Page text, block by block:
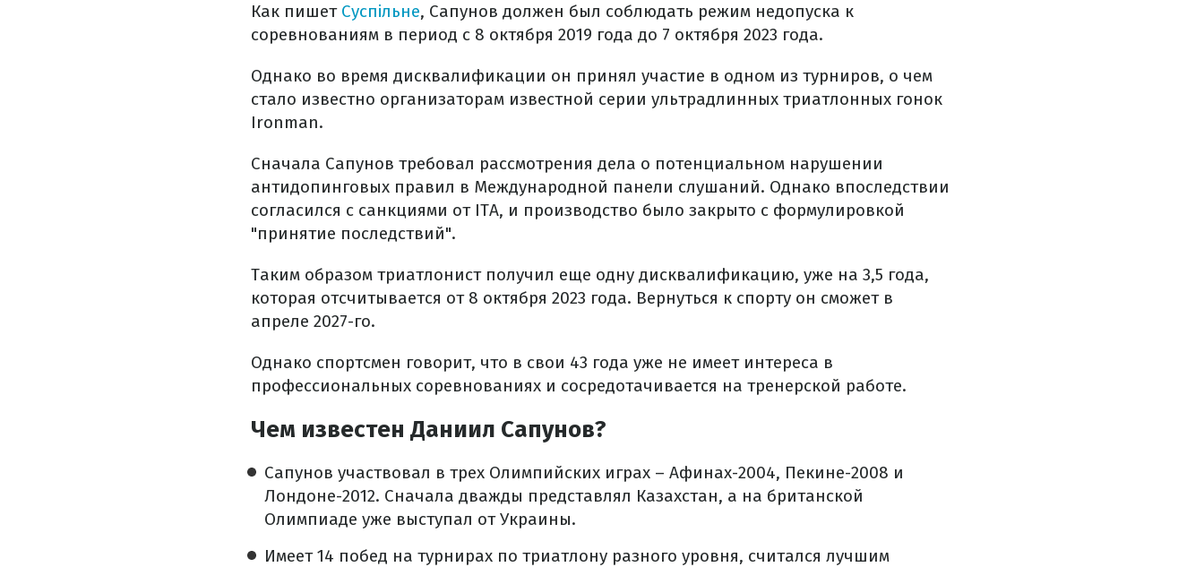
Как пишет Суспільне, Сапунов должен был соблюдать режим недопуска к
соревнованиям в период с 8 октября 2019 года до 7 октября 2023 года.
Однако во время дисквалификации он принял участие в одном из турниров, о чем
стало известно организаторам известной серии ультрадлинных триатлонных гонок
Ironman.
Сначала Сапунов требовал рассмотрения дела о потенциальном нарушении
антидопинговых правил в Международной панели слушаний. Однако впоследствии
согласился с санкциями от ITA, и производство было закрыто с формулировкой
"принятие последствий".
Таким образом триатлонист получил еще одну дисквалификацию, уже на 3,5 года,
которая отсчитывается от 8 октября 2023 года. Вернуться к спорту он сможет в
апреле 2027-го.
Однако спортсмен говорит, что в свои 43 года уже не имеет интереса в
профессиональных соревнованиях и сосредотачивается на тренерской работе.
Чем известен Даниил Сапунов?
Сапунов участвовал в трех Олимпийских играх – Афинах-2004, Пекине-2008 и
Лондоне-2012. Сначала дважды представлял Казахстан, а на британской
Олимпиаде уже выступал от Украины.
Имеет 14 побед на турнирах по триатлону разного уровня, считался лучшим